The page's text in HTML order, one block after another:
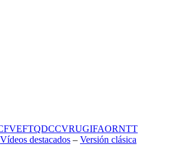
VEFTQDCCVRUGIFAORNTT
Vídeos destacados – Versión clásica